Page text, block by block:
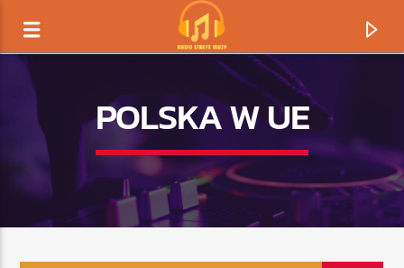
POLSKA W UE